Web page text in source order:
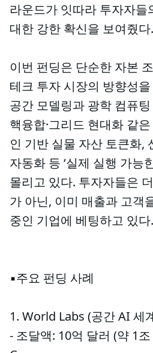
라운드가 잇따라 투자자들
대한 강한 확신을 보여줬다.
이번 펀딩은 단순한 자본
테크 투자 시장의 방향성
공간 모델링과 광학 컴퓨
핵융합·그리드 현대화 같
인 기반 실물 자산 토큰화,
자동화 등 ‘실제 실행 가능
몰리고 있다. 투자자들은
가 아닌, 이미 매출과 고객
중인 기업에 베팅하고 있다.
▪️주요 펀딩 사례
1. World Labs (공간 AI 세
- 조달액: 10억 달러 (약 1